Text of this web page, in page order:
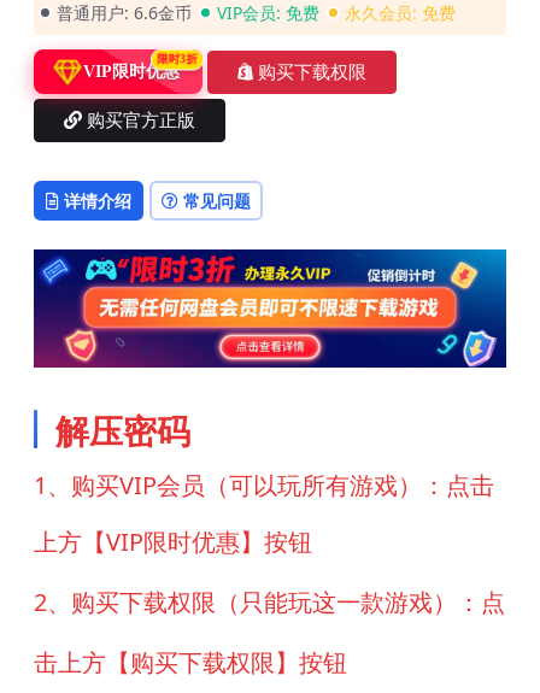
普通用户: 6.6金币 VIP会员: 免费 永久会员: 免费
VIP限时优惠
限时3折
购买下载权限
购买官方正版
详情介绍 常见问题
解压密码
1、购买VIP会员（可以玩所有游戏）：点击
上方【VIP限时优惠】按钮
2、购买下载权限（只能玩这一款游戏）：点
击上方【购买下载权限】按钮